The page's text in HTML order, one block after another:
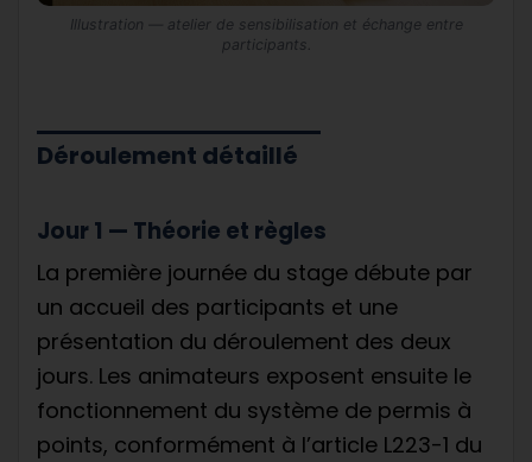
Illustration — atelier de sensibilisation et échange entre
participants.
Déroulement détaillé
Jour 1 — Théorie et règles
La première journée du stage débute par
un accueil des participants et une
présentation du déroulement des deux
jours. Les animateurs exposent ensuite le
fonctionnement du système de permis à
points, conformément à l’article L223-1 du